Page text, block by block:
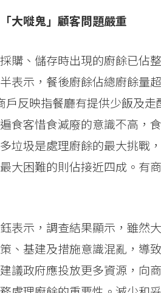
大嘥鬼」顧客問題嚴重
購、儲存時出現的廚餘已佔
表示，餐後廚餘佔總廚餘量
戶反映指餐廳有提供少飯及
食客惜食減廢的意識不高，
垃圾是處理廚餘的最大挑戰
大困難的則佔接近四成。有
表示，調查結果顯示，雖然
、基建及措施意識混亂，導
議政府應投放更多資源，向